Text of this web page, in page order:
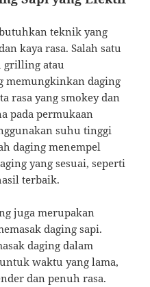
teknik yang
kaya rasa. Salah satu
grilling atau
memungkinkan daging
rasa yang smokey dan
pada permukaan
suhu tinggi
daging menempel
yang sesuai, seperti
terbaik.
juga merupakan
daging sapi.
daging dalam
waktu yang lama,
dan penuh rasa.